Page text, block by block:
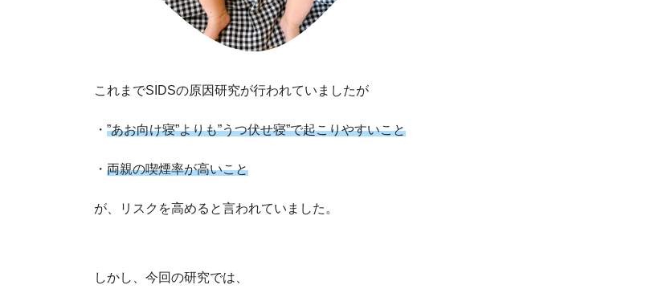
これまでSIDSの原因研究が行われていましたが
・ ”あお向け寝”よりも”うつ伏せ寝”で起こりやすいこと
・ 両親の喫煙率が高いこと
が、リスクを高めると言われていました。
しかし、今回の研究では、